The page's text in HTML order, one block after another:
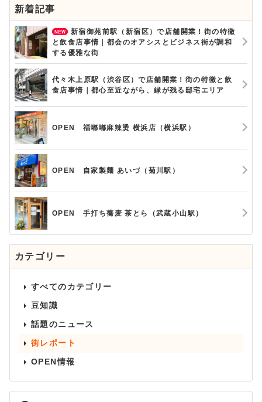
新着記事
新宿御苑前駅（新宿区）で店舗開業！街の特徴
と飲食店事情｜都会のオアシスとビジネス街が調和
する優雅な街
代々木上原駅（渋谷区）で店舗開業！街の特徴と飲
食店事情｜都心至近ながら、緑が残る邸宅エリア
OPEN 福嘟嘟麻辣烫 横浜店（横浜駅）
OPEN 自家製麺 あいづ（菊川駅）
OPEN 手打ち蕎麦 茶とら（武蔵小山駅）
カテゴリー
すべてのカテゴリー
豆知識
話題のニュース
街レポート
OPEN情報